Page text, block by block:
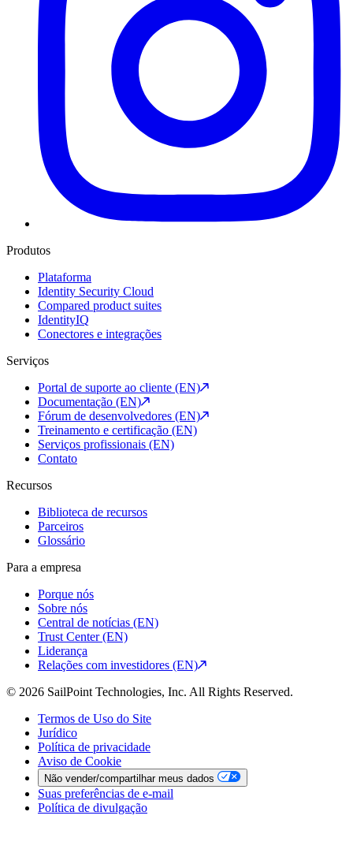
Produtos
Plataforma
Identity Security Cloud
Compared product suites
IdentityIQ
Conectores e integrações
Serviços
Portal de suporte ao cliente (EN)
Documentação (EN)
Fórum de desenvolvedores (EN)
Treinamento e certificação (EN)
Serviços profissionais (EN)
Contato
Recursos
Biblioteca de recursos
Parceiros
Glossário
Para a empresa
Porque nós
Sobre nós
Central de notícias (EN)
Trust Center (EN)
Liderança
Relações com investidores (EN)
© 2026 SailPoint Technologies, Inc. All Rights Reserved.
Termos de Uso do Site
Jurídico
Política de privacidade
Aviso de Cookie
Não vender/compartilhar meus dados
Suas preferências de e-mail
Política de divulgação